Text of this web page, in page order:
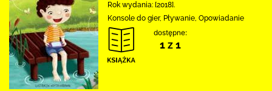
Rok wydania: [2018].
Konsole do gier, Pływanie, Opowiadanie
dostępne:
1 z 1